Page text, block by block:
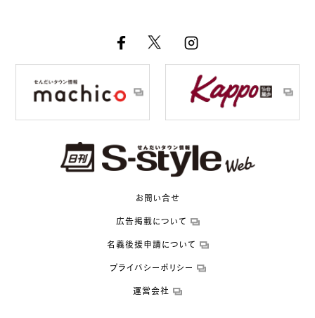
お問い合せ
広告掲載について
名義後援申請について
プライバシーポリシー
運営会社